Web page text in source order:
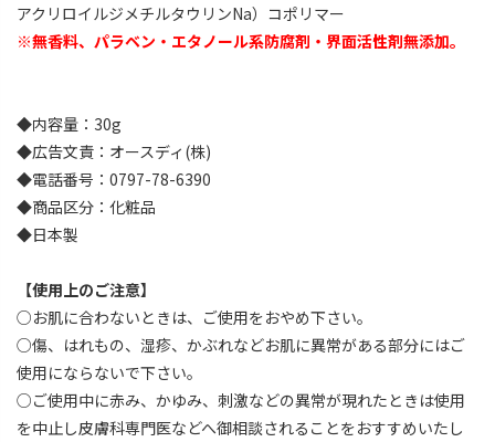
アクリロイルジメチルタウリンNa）コポリマー
※無香料、パラベン・エタノール系防腐剤・界面活性剤無添加。
◆内容量：30g
◆広告文責：オースディ(株)
◆電話番号：0797-78-6390
◆商品区分：化粧品
◆日本製
【使用上のご注意】
○お肌に合わないときは、ご使用をおやめ下さい。
○傷、はれもの、湿疹、かぶれなどお肌に異常がある部分にはご
使用にならないで下さい。
○ご使用中に赤み、かゆみ、刺激などの異常が現れたときは使用
を中止し皮膚科専門医などへ御相談されることをおすすめいたし